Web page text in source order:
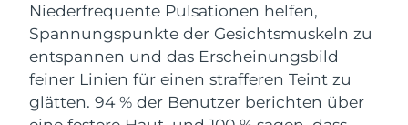
Niederfrequente Pulsationen helfen,
Spannungspunkte der Gesichtsmuskeln zu
entspannen und das Erscheinungsbild
feiner Linien für einen strafferen Teint zu
glätten. 94 % der Benutzer berichten über
Vereinigte Arabische
Emirate
Erwartete Lieferung12/8/26
Vereinigtes
Königreich
Erwartete Lieferung11/8/26